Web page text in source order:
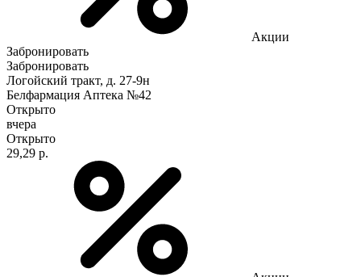
Акции
Забронировать
Забронировать
Логойский тракт, д. 27-9н
Белфармация Аптека №42
Открыто
вчера
Открыто
29,29 р.